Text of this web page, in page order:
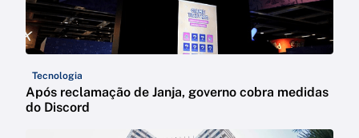
Tecnologia
Após reclamação de Janja, governo cobra medidas
do Discord